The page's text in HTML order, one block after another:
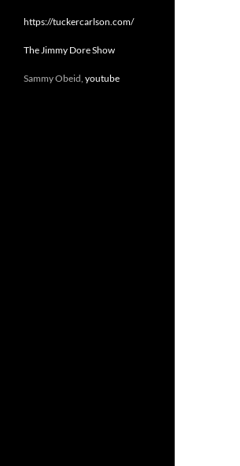
https://tuckercarlson.com/
The Jimmy Dore Show
Sammy Obeid, youtube